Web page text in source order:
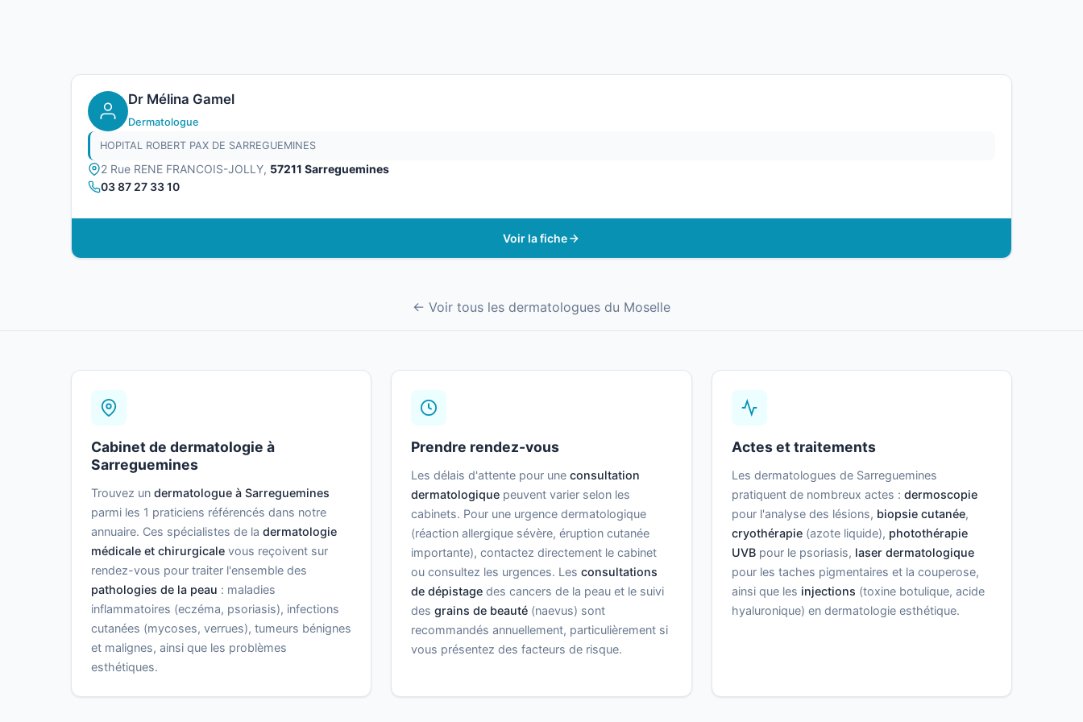
Dr Mélina Gamel
Dermatologue
HOPITAL ROBERT PAX DE SARREGUEMINES
2 Rue RENE FRANCOIS-JOLLY, 57211 Sarreguemines
03 87 27 33 10
Voir la fiche
← Voir tous les dermatologues du Moselle
Cabinet de dermatologie à
Sarreguemines
Trouvez un dermatologue à Sarreguemines
parmi les 1 praticiens référencés dans notre
annuaire. Ces spécialistes de la dermatologie
médicale et chirurgicale vous reçoivent sur
rendez-vous pour traiter l'ensemble des
pathologies de la peau : maladies
inflammatoires (eczéma, psoriasis), infections
cutanées (mycoses, verrues), tumeurs bénignes
et malignes, ainsi que les problèmes
esthétiques.
Prendre rendez-vous
Les délais d'attente pour uneconsultation
dermatologique peuvent varier selon les
cabinets. Pour une urgence dermatologique
(réaction allergique sévère, éruption cutanée
importante), contactez directement le cabinet
ou consultez les urgences. Lesconsultations
de dépistage des cancers de la peau et le suivi
desgrains de beauté (naevus) sont
recommandés annuellement, particulièrement si
vous présentez des facteurs de risque.
Actes et traitements
Les dermatologues de Sarreguemines
pratiquent de nombreux actes : dermoscopie
pour l'analyse des lésions, biopsie cutanée,
cryothérapie(azote liquide), photothérapie
UVBpour le psoriasis, laser dermatologique
pour les taches pigmentaires et la couperose,
ainsi que les injections (toxine botulique, acide
hyaluronique) en dermatologie esthétique.